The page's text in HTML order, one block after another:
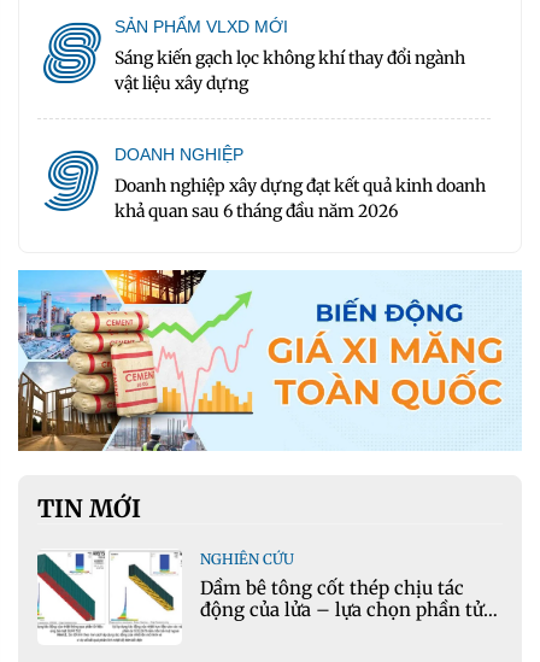
8 SẢN PHẨM VLXD MỚI
Sáng kiến gạch lọc không khí thay đổi ngành
vật liệu xây dựng
9 DOANH NGHIỆP
Doanh nghiệp xây dựng đạt kết quả kinh doanh
khả quan sau 6 tháng đầu năm 2026
TIN MỚI
NGHIÊN CỨU
Dầm bê tông cốt thép chịu tác
động của lửa – lựa chọn phần tử